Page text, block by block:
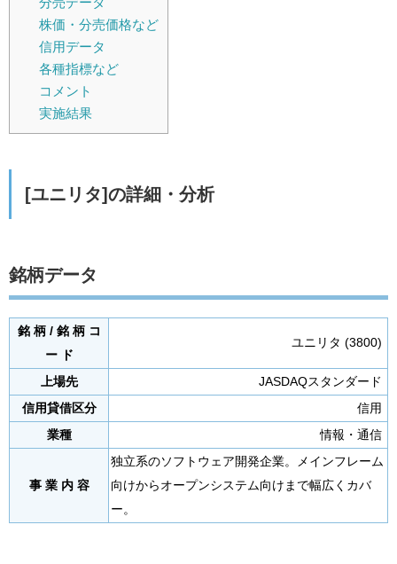
株価・分売価格など
信用データ
各種指標など
コメント
実施結果
[ユニリタ]の詳細・分析
銘柄データ
銘 柄 / 銘 柄 コ
ー ド
ユニリタ (3800)
上場先
JASDAQスタンダード
信用貸借区分
信用
業種
情報・通信
事 業 内 容
独立系のソフトウェア開発企業。メインフレーム
向けからオープンシステム向けまで幅広くカバ
ー。